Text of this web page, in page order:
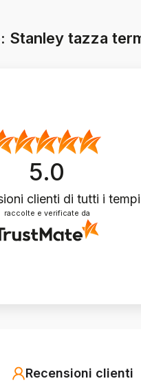
tazza
5.0
clienti di tutti i tempi
raccolte e verificate da
Recensioni clienti